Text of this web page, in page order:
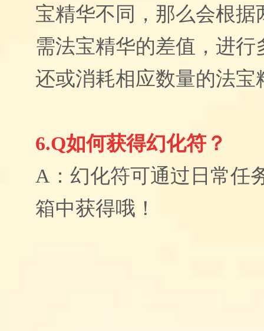
宝精华不同，那么会根据
需法宝精华的差值，进行
还或消耗相应数量的法宝
6.Q如何获得幻化符？
A：幻化符可通过 日常任
箱中获得哦！